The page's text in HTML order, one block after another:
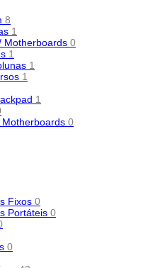
8
1
Motherboards 0
1
1
1
1
Motherboards 0
Fixos 0
Portáteis 0
0